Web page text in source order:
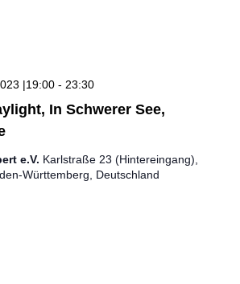
In Schwerer See,
|19:00 - 23:30
e.V. Karlstraße 23 (Hintereingang),
Württemberg, Deutschland